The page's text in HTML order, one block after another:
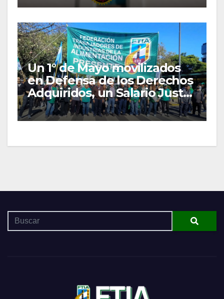
Un 1° de Mayo movilizados
en Defensa de los Derechos
Adquiridos, un Salario Justo
y las Organizaciones
Gremiales